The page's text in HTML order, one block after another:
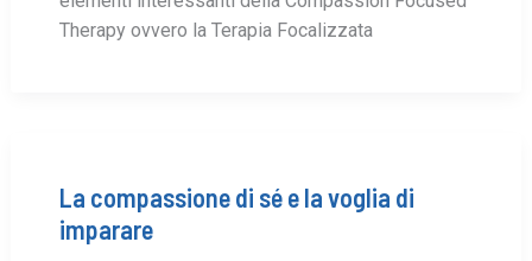
Therapy ovvero la Terapia Focalizzata
La compassione di sé e la voglia di
imparare